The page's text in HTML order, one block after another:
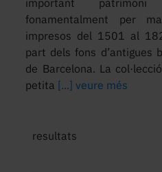
important patrimoni
fonamentalment per
impresos del 1501 al
part dels fons d’antigues
de Barcelona. La
petita [...] veure més
resultats